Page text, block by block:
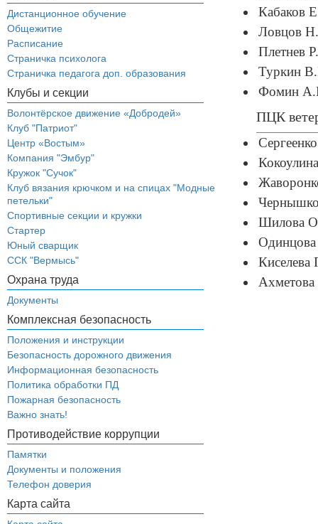
Дистанционное обучение
Общежитие
Расписание
Страничка психолога
Страничка педагога доп. образования
Клубы и секции
Волонтёрское движение «Добродей»
Клуб "Патриот"
Центр «Востым»
Компания "Эмбур"
Кружок "Сучок"
Клуб вязания крючком и на спицах "Модные
петельки"
Спортивные секции и кружки
Стартер
Юный сварщик
ССК "Вермысь"
Охрана труда
Документы
Комплексная безопасность
Положения и инструкции
Безопасность дорожного движения
Информационная безопасность
Политика обработки ПД
Пожарная безопасность
Важно знать!
Противодействие коррупции
Памятки
Документы и положения
Телефон доверия
Карта сайта
Кабаков
Ловцов
Плетнев
Туркин
Фомин
ПЦК
Шилова
Одинцова
Киселева